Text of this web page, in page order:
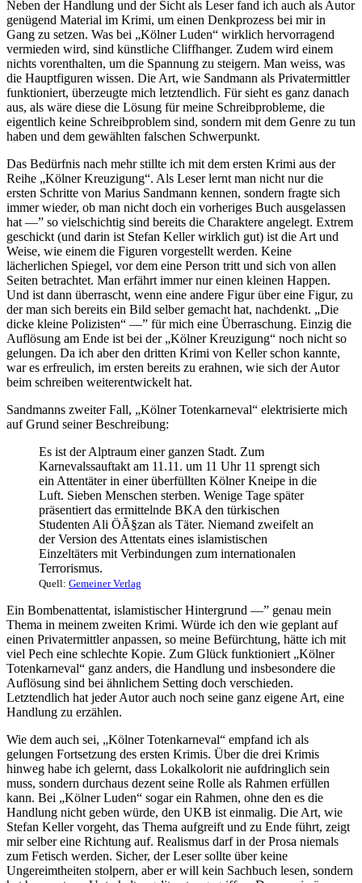
Neben der Handlung und der Sicht als Leser fand ich auch als Autor
genügend Material im Krimi, um einen Denkprozess bei mir in
Gang zu setzen. Was bei „Kölner Luden“ wirklich hervorragend
vermieden wird, sind künstliche Cliffhanger. Zudem wird einem
nichts vorenthalten, um die Spannung zu steigern. Man weiss, was
die Hauptfiguren wissen. Die Art, wie Sandmann als Privatermittler
funktioniert, überzeugte mich letztendlich. Für sieht es ganz danach
aus, als wäre diese die Lösung für meine Schreibprobleme, die
eigentlich keine Schreibproblem sind, sondern mit dem Genre zu tun
haben und dem gewählten falschen Schwerpunkt.
Das Bedürfnis nach mehr stillte ich mit dem ersten Krimi aus der
Reihe „Kölner Kreuzigung“. Als Leser lernt man nicht nur die
ersten Schritte von Marius Sandmann kennen, sondern fragte sich
immer wieder, ob man nicht doch ein vorheriges Buch ausgelassen
hat —” so vielschichtig sind bereits die Charaktere angelegt. Extrem
geschickt (und darin ist Stefan Keller wirklich gut) ist die Art und
Weise, wie einem die Figuren vorgestellt werden. Keine
lächerlichen Spiegel, vor dem eine Person tritt und sich von allen
Seiten betrachtet. Man erfährt immer nur einen kleinen Happen.
Und ist dann überrascht, wenn eine andere Figur über eine Figur, zu
der man sich bereits ein Bild selber gemacht hat, nachdenkt. „Die
dicke kleine Polizisten“ —” für mich eine Überraschung. Einzig die
Auflösung am Ende ist bei der „Kölner Kreuzigung“ noch nicht so
gelungen. Da ich aber den dritten Krimi von Keller schon kannte,
war es erfreulich, im ersten bereits zu erahnen, wie sich der Autor
beim schreiben weiterentwickelt hat.
Sandmanns zweiter Fall, „Kölner Totenkarneval“ elektrisierte mich
auf Grund seiner Beschreibung:
Es ist der Alptraum einer ganzen Stadt. Zum
Karnevalssauftakt am 11.11. um 11 Uhr 11 sprengt sich
ein Attentäter in einer überfüllten Kölner Kneipe in die
Luft. Sieben Menschen sterben. Wenige Tage später
präsentiert das ermittelnde BKA den türkischen
Studenten Ali ÖÃ§zan als Täter. Niemand zweifelt an
der Version des Attentats eines islamistischen
Einzeltäters mit Verbindungen zum internationalen
Terrorismus.
Quell: Gemeiner Verlag
Ein Bombenattentat, islamistischer Hintergrund —” genau mein
Thema in meinem zweiten Krimi. Würde ich den wie geplant auf
einen Privatermittler anpassen, so meine Befürchtung, hätte ich mit
viel Pech eine schlechte Kopie. Zum Glück funktioniert „Kölner
Totenkarneval“ ganz anders, die Handlung und insbesondere die
Auflösung sind bei ähnlichem Setting doch verschieden.
Letztendlich hat jeder Autor auch noch seine ganz eigene Art, eine
Handlung zu erzählen.
Wie dem auch sei, „Kölner Totenkarneval“ empfand ich als
gelungen Fortsetzung des ersten Krimis. Über die drei Krimis
hinweg habe ich gelernt, dass Lokalkolorit nie aufdringlich sein
muss, sondern durchaus dezent seine Rolle als Rahmen erfüllen
kann. Bei „Kölner Luden“ sogar ein Rahmen, ohne den es die
Handlung nicht geben würde, den UKB ist einmalig. Die Art, wie
Stefan Keller vorgeht, das Thema aufgreift und zu Ende führt, zeigt
mir selber eine Richtung auf. Realismus darf in der Prosa niemals
zum Fetisch werden. Sicher, der Leser sollte über keine
Ungereimtheiten stolpern, aber er will kein Sachbuch lesen, sondern